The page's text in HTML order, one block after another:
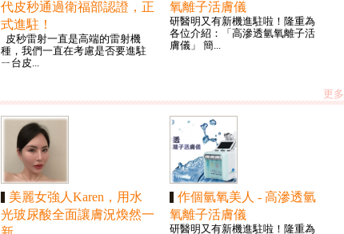
代皮秒通過衛福部認證，正
式進駐！
皮秒雷射一直是高端的雷射機
種，我們一直在考慮是否要進駐
ㄧ台皮...
氧離子活膚儀
研醫明又有新機進駐啦！隆重為
各位介紹：「高滲透氫氧離子活
膚儀」 簡...
更多
美麗女強人Karen，用水
光玻尿酸全面讓膚況煥然一
作個氫氧美人 - 高滲透氫
氧離子活膚儀
研醫明又有新機進駐啦！隆重為